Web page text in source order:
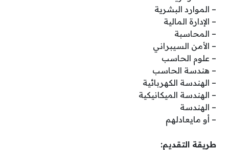
– الموارد البشرية
– الإدارة المالية
– المحاسبة
– الأمن السيبراني
– علوم الحاسب
– هندسة الحاسب
– الهندسة الكهربائية
– الهندسة الميكانيكية
– الهندسة
– ⁠أو مايعادلهم
طريقة التقديم: